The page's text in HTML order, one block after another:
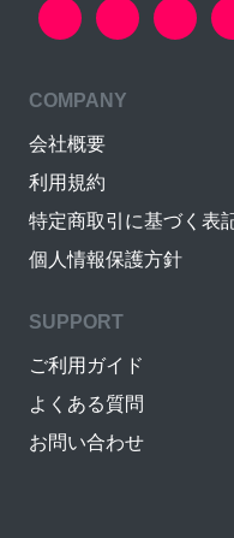
COMPANY
会社概要
利用規約
特定商取引に基づく表
個人情報保護方針
SUPPORT
ご利用ガイド
よくある質問
お問い合わせ